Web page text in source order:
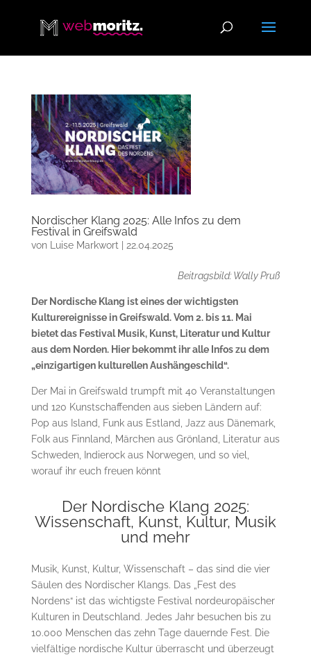
Nordischer Klang 2025: Alle Infos zu dem
Festival in Greifswald
von Luise Markwort 22.04.2025
Beitragsbild: Wally Pruß
Der Nordische Klang ist eines der wichtigsten
Kulturereignisse in Greifswald. Vom 2. bis 11. Mai
bietet das Festival Musik, Kunst, Literatur und Kultur
aus dem Norden. Hier bekommt ihr alle Infos zu dem
„einzigartigen kulturellen Aushängeschild“.
Der Mai in Greifswald trumpft mit 40 Veranstaltungen
und 120 Kunstschaffenden aus sieben Ländern auf:
Pop aus Island, Funk aus Estland, Jazz aus Dänemark,
Folk aus Finnland, Märchen aus Grönland, Literatur aus
Schweden, Indierock aus Norwegen, und so viel,
worauf ihr euch freuen könnt
Der Nordische Klang 2025:
Wissenschaft, Kunst, Kultur, Musik
und mehr
Musik, Kunst, Kultur, Wissenschaft – das sind die vier
Säulen des Nordischer Klangs. Das „Fest des
Nordens“ ist das wichtigste Festival nordeuropäischer
Kulturen in Deutschland. Jedes Jahr besuchen bis zu
10.000 Menschen das zehn Tage dauernde Fest. Die
vielfältige nordische Kultur überrascht und überzeugt